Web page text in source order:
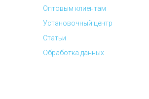
Оптовым клиентам
Установочный центр
Статьи
Обработка данных